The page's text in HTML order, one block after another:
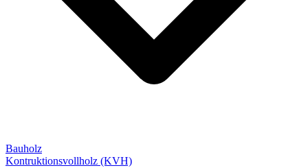
Bauholz
Kontruktionsvollholz (KVH)